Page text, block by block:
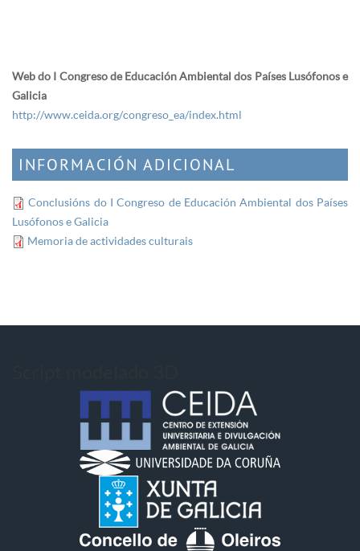
Web do I Congreso de Educación Ambiental dos Países Lusófonos e
Galicia
​http://www.ceida.org/congreso_ea/index.html
INFORMACIÓN ADICIONAL
Conclusións do I Congreso de Educación Ambiental dos Países
Lusófonos e Galicia
Memoria de actividades culturais